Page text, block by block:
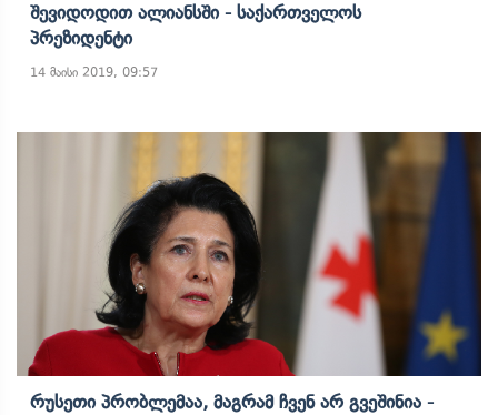
Შევიდოდით Ალიანსში - Საქართველოს
Პრეზიდენტი
14 მაისი 2019, 09:57
Რუსეთი Პრობლემაა, Მაგრამ Ჩვენ Არ Გვეშინია -